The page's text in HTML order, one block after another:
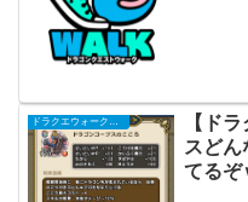
【ド
スど
てるぞ